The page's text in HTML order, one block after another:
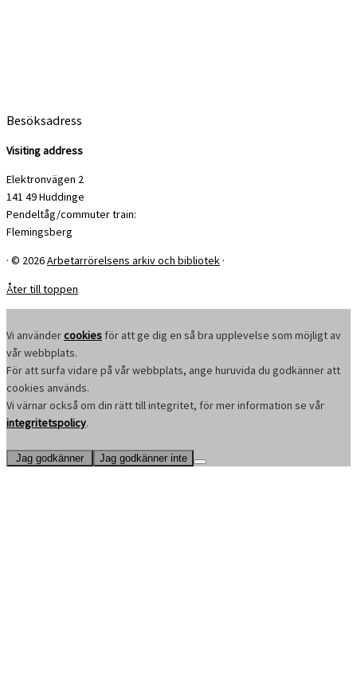
Besöksadress
Visiting address
Elektronvägen 2
141 49 Huddinge
Pendeltåg/commuter train:
Flemingsberg
· © 2026Arbetarrörelsens arkiv och bibliotek ·
Åter till toppen
Vi användercookies för att ge dig en så bra upplevelse som möjligt av
vår webbplats.
För att surfa vidare på vår webbplats, ange huruvida du godkänner att
cookies används.
Vi värnar också om din rätt till integritet, för mer information se vår
integritetspolicy.
Jag godkänner Jag godkänner inte